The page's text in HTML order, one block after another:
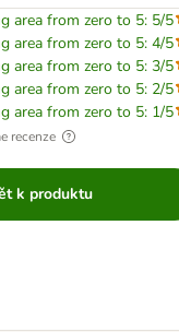
area from zero to 5: 5/5
area from zero to 5: 4/5
area from zero to 5: 3/5
area from zero to 5: 2/5
area from zero to 5: 1/5
recenze
k produktu